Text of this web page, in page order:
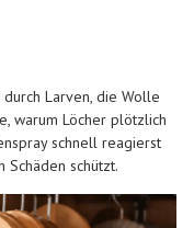
Larven, die Wolle
warum Löcher plötzlich
schnell reagierst
schützt.